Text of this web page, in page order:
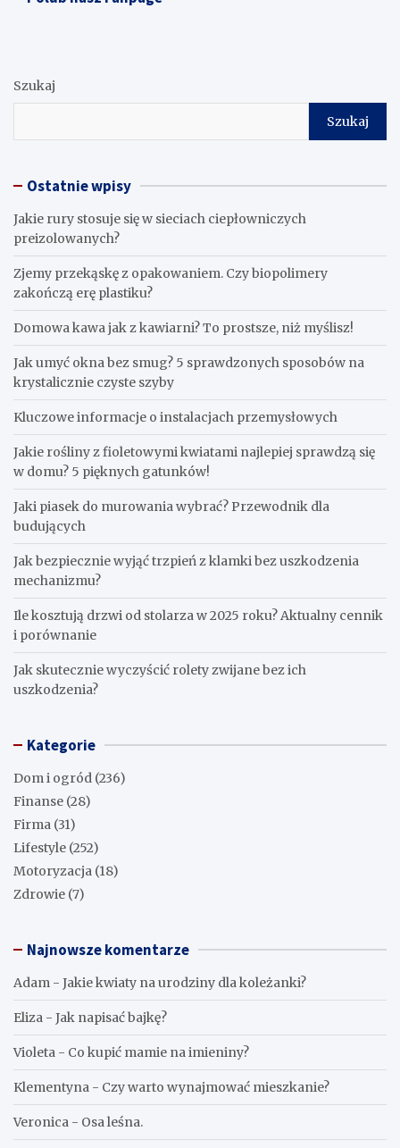
Szukaj
Szukaj
Ostatnie wpisy
Jakie rury stosuje się w sieciach ciepłowniczych
preizolowanych?
Zjemy przekąskę z opakowaniem. Czy biopolimery
zakończą erę plastiku?
​Domowa kawa jak z kawiarni? To prostsze, niż myślisz!
Jak umyć okna bez smug? 5 sprawdzonych sposobów na
krystalicznie czyste szyby
Kluczowe informacje o instalacjach przemysłowych
Jakie rośliny z fioletowymi kwiatami najlepiej sprawdzą się
w domu? 5 pięknych gatunków!
Jaki piasek do murowania wybrać? Przewodnik dla
budujących
Jak bezpiecznie wyjąć trzpień z klamki bez uszkodzenia
mechanizmu?
Ile kosztują drzwi od stolarza w 2025 roku? Aktualny cennik
i porównanie
Jak skutecznie wyczyścić rolety zwijane bez ich
uszkodzenia?
Kategorie
Dom i ogród (236)
Finanse (28)
Firma (31)
Lifestyle (252)
Motoryzacja (18)
Zdrowie (7)
Najnowsze komentarze
Adam - Jakie kwiaty na urodziny dla koleżanki?
Eliza - Jak napisać bajkę?
Violeta - Co kupić mamie na imieniny?
Klementyna - Czy warto wynajmować mieszkanie?
Veronica - Osa leśna.